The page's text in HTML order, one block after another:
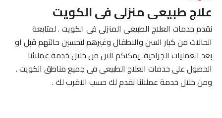
علاج طبيعى منزلى فى الكويت
نقدم خدمات العلاج الطبيعى المنزلى فى الكويت . لمتابعة
الحالات من كبار السن والاطفال وغيرهم لتحسين حالتهم قبل او
بعد العمليات الجراحية. يمكنكم الان من خلال خدمة عملائنا
الحصول على خدمات العلاج الطبيعى فى جميع مناطق الكويت .
ومن خلال خدمة عملائنا نقدم لك حسب الاقرب لك .